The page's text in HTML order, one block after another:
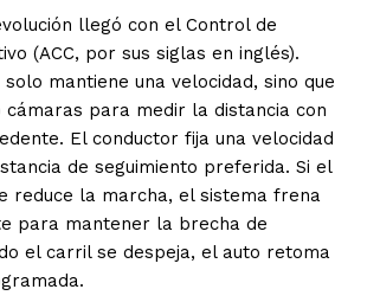
llegó con el Control de
(ACC, por sus siglas en inglés).
mantiene una velocidad, sino que
para medir la distancia con
El conductor fija una velocidad
de seguimiento preferida. Si el
reduce la marcha, el sistema frena
para mantener la brecha de
el carril se despeja, el auto retoma